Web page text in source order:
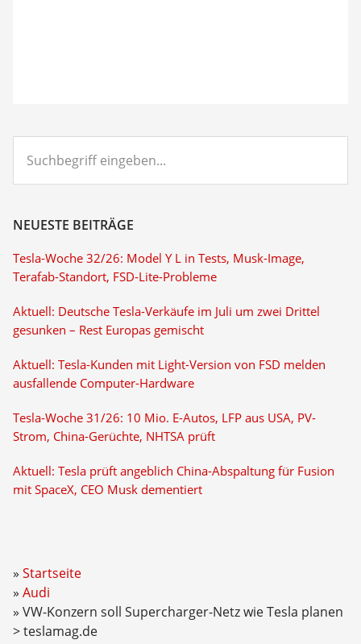
eingeben...
NEUESTE BEITRÄGE
Tesla-Woche 32/26: Model Y L in Tests, Musk-Image,
Terafab-Standort, FSD-Lite-Probleme
Aktuell: Deutsche Tesla-Verkäufe im Juli um zwei Drittel
gesunken – Rest Europas gemischt
Aktuell: Tesla-Kunden mit Light-Version von FSD melden
ausfallende Computer-Hardware
Tesla-Woche 31/26: 10 Mio. E-Autos, LFP aus USA, PV-
Strom, China-Gerüchte, NHTSA prüft
Aktuell: Tesla prüft angeblich China-Abspaltung für Fusion
mit SpaceX, CEO Musk dementiert
Startseite
Audi
VW-Konzern soll Supercharger-Netz wie Tesla planen
> teslamag.de